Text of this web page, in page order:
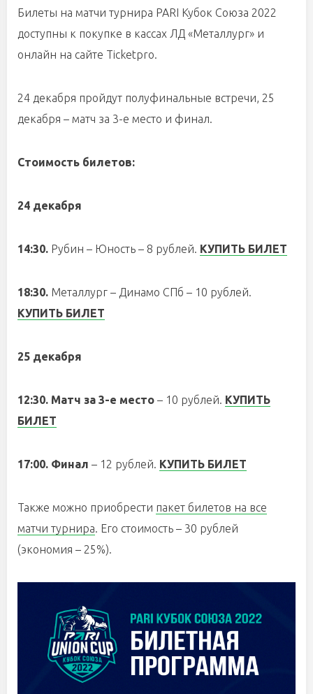
Билеты на матчи турнира PARI Кубок Союза 2022
доступны к покупке в кассах ЛД «Металлург» и
онлайн на сайте Ticketpro.
24 декабря пройдут полуфинальные встречи, 25
декабря – матч за 3-е место и финал.
Стоимость билетов:
24 декабря
14:30. Рубин – Юность – 8 рублей. КУПИТЬ БИЛЕТ
18:30. Металлург – Динамо СПб – 10 рублей.
КУПИТЬ БИЛЕТ
25 декабря
12:30. Матч за 3-е место – 10 рублей. КУПИТЬ
БИЛЕТ
17:00. Финал – 12 рублей. КУПИТЬ БИЛЕТ
Также можно приобрести пакет билетов на все
матчи турнира. Его стоимость – 30 рублей
(экономия – 25%).